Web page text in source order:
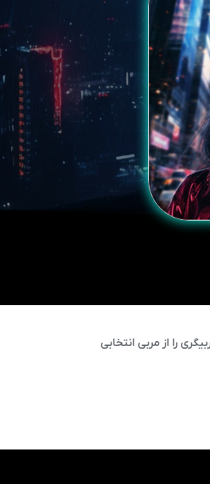
را از مربی انتخابی